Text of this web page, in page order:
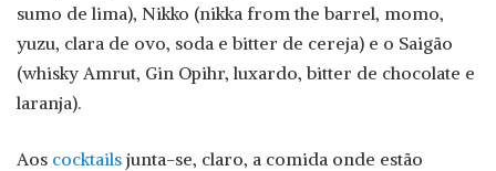
sumo de lima), Nikko (nikka from the barrel, momo,
yuzu, clara de ovo, soda e bitter de cereja) e o Saigão
(whisky Amrut, Gin Opihr, luxardo, bitter de chocolate e
laranja).
Aos cocktails junta-se, claro, a comida onde estão